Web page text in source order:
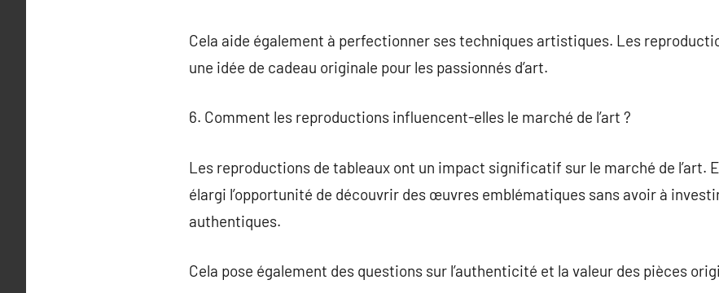
Cela aide également à perfectionner ses techniques artistiques. Les
une idée de cadeau originale pour les passionnés d’art.
6. Comment les reproductions influencent-elles le marché de l’art ?
Les reproductions de tableaux ont un impact significatif sur le marché de l’art.
élargi l’opportunité de découvrir des œuvres emblématiques sans avoir à
authentiques.
Cela pose également des questions sur l’authenticité et la valeur des pièces